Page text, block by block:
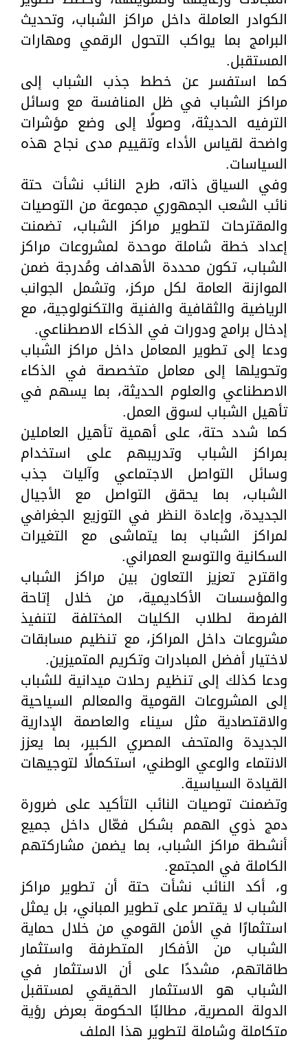
الكوادر العاملة داخل مراكز الشباب، وتحديث
البرامج بما يواكب التحول الرقمي ومهارات
المستقبل.
كما استفسر عن خطط جذب الشباب إلى
مراكز الشباب في ظل المنافسة مع وسائل
الترفيه الحديثة، وصولًا إلى وضع مؤشرات
واضحة لقياس الأداء وتقييم مدى نجاح هذه
السياسات.
وفي السياق ذاته، طرح النائب نشأت حتة
نائب الشعب الجمهوري مجموعة من التوصيات
والمقترحات لتطوير مراكز الشباب، تضمنت
إعداد خطة شاملة موحدة لمشروعات مراكز
الشباب، تكون محددة الأهداف ومُدرجة ضمن
الموازنة العامة لكل مركز، وتشمل الجوانب
الرياضية والثقافية والفنية والتكنولوجية، مع
إدخال برامج ودورات في الذكاء الاصطناعي.
ودعا إلى تطوير المعامل داخل مراكز الشباب
وتحويلها إلى معامل متخصصة في الذكاء
الاصطناعي والعلوم الحديثة، بما يسهم في
تأهيل الشباب لسوق العمل.
كما شدد حتة، على أهمية تأهيل العاملين
بمراكز الشباب وتدريبهم على استخدام
وسائل التواصل الاجتماعي وآليات جذب
الشباب، بما يحقق التواصل مع الأجيال
الجديدة، وإعادة النظر في التوزيع الجغرافي
لمراكز الشباب بما يتماشى مع التغيرات
السكانية والتوسع العمراني.
واقترح تعزيز التعاون بين مراكز الشباب
والمؤسسات الأكاديمية، من خلال إتاحة
الفرصة لطلاب الكليات المختلفة لتنفيذ
مشروعات داخل المراكز، مع تنظيم مسابقات
لاختيار أفضل المبادرات وتكريم المتميزين.
ودعا كذلك إلى تنظيم رحلات ميدانية للشباب
إلى المشروعات القومية والمعالم السياحية
والاقتصادية مثل سيناء والعاصمة الإدارية
الجديدة والمتحف المصري الكبير، بما يعزز
الانتماء والوعي الوطني، استكمالًا لتوجيهات
القيادة السياسية.
وتضمنت توصيات النائب التأكيد على ضرورة
دمج ذوي الهمم بشكل فعّال داخل جميع
أنشطة مراكز الشباب، بما يضمن مشاركتهم
الكاملة في المجتمع.
و، أكد النائب نشأت حتة أن تطوير مراكز
الشباب لا يقتصر على تطوير المباني، بل يمثل
استثمارًا في الأمن القومي من خلال حماية
الشباب من الأفكار المتطرفة واستثمار
طاقاتهم، مشددًا على أن الاستثمار في
الشباب هو الاستثمار الحقيقي لمستقبل
الدولة المصرية، مطالبًا الحكومة بعرض رؤية
متكاملة وشاملة لتطوير هذا الملف